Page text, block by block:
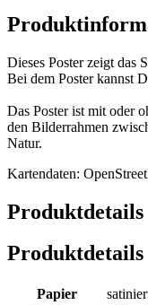
Dieses Poster zeigt das
Bei dem Poster kannst
Das Poster ist mit oder
den Bilderrahmen
Natur.
Kartendaten:
Produktdetails
Produktdetails
Papier